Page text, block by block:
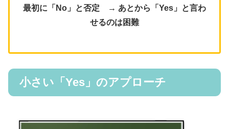
最初に「No」と否定 → あとから「Yes」と言わ
せるのは困難
小さい「Yes」のアプローチ